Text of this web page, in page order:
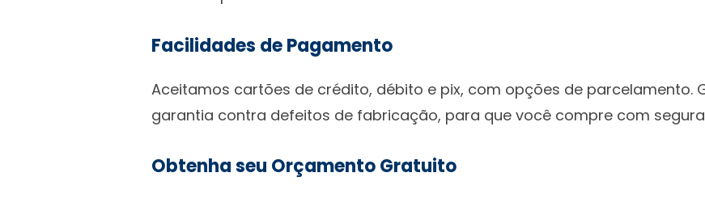
Facilidades de Pagamento
Aceitamos cartões de crédito, débito e pix, com opções de parcelamento.
garantia contra defeitos de fabricação, para que você compre com
Obtenha seu Orçamento Gratuito